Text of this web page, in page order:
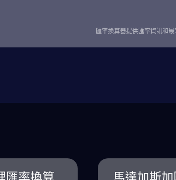
匯率換算器提供匯率資訊和
匯率換算
馬達加斯